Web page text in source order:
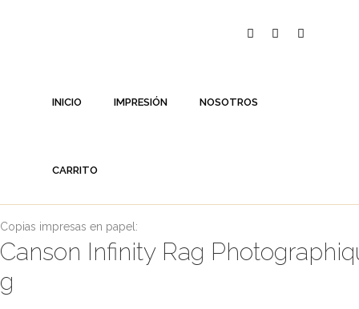
INICIO IMPRESIÓN NOSOTROS
CARRITO
Copias impresas en papel:
Canson Infinity Rag
g